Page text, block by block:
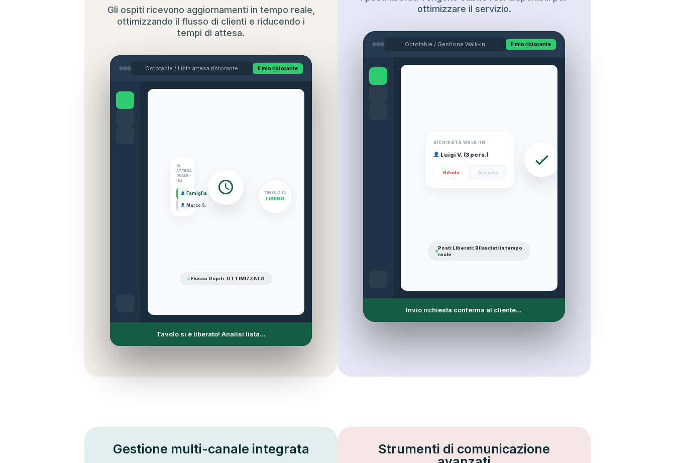
Gli ospiti ricevono aggiornamenti in tempo reale,
ottimizzando il flusso di clienti e riducendo i
tempi di attesa.
Octotable / Lista attesa ristorante Il mio ristorante
IN
ATTESA
(WALK-
IN)
Famiglia
Marco S.
TAVOLO 12
LIBERO
Flusso Ospiti: OTTIMIZZATO
Tavolo si è liberato! Analisi lista...
ottimizzare il servizio.
Octotable / Gestione Walk-in Il mio ristorante
RICHIESTA WALK-IN
Luigi V. (3 pers.)
Rifiuta Accetta
Posti Liberati: Rilasciati in tempo
reale
Ricezione risposta positiva via SMS...
Gestione multi-canale integrata
Strumenti di comunicazione